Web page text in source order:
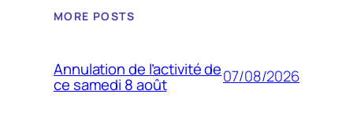
MORE POSTS
Annulation de l’activité de
ce samedi 8 août 07/08/2026